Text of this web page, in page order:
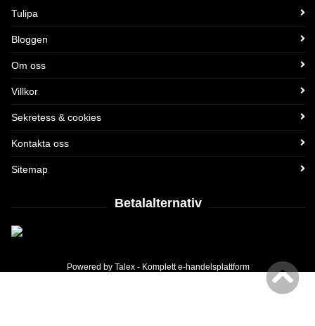
Tulipa
Bloggen
Om oss
Villkor
Sekretess & cookies
Kontakta oss
Sitemap
Betalalternativ
Powered by Talex - Komplette-handelsplattform